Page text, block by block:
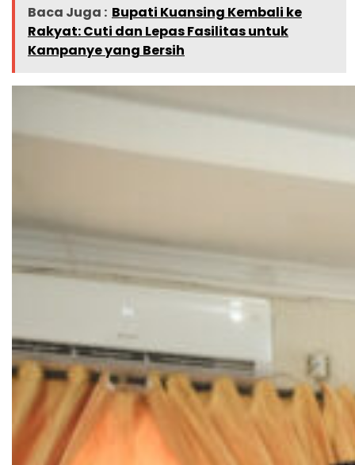
Baca Juga : Bupati Kuansing Kembali ke
Rakyat: Cuti dan Lepas Fasilitas untuk
Kampanye yang Bersih